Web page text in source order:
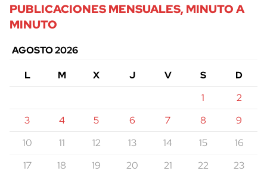
PUBLICACIONES MENSUALES, MINUTO A
MINUTO
AGOSTO 2026
L
M X J V S
D
1
2
3
4 5 6 7 8
9
10
11 12 13 14 15
16
17
18 19 20 21 22 23